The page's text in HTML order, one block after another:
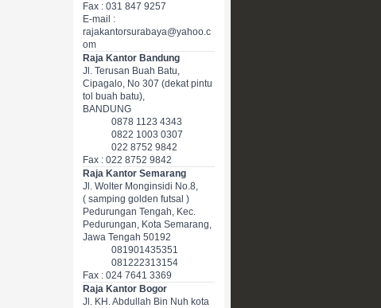
Fax : 031 847 9257
E-mail :
rajakantorsurabaya@yahoo.c
om
Raja Kantor Bandung
Jl. Terusan Buah Batu,
Cipagalo, No 307 (dekat pintu
tol buah batu),
BANDUNG
0878 1123 4343
0822 1003 0307
022 8752 9842
Fax : 022 8752 9842
Raja Kantor Semarang
Jl. Wolter Monginsidi No.8,
( samping golden futsal )
Pedurungan Tengah, Kec.
Pedurungan, Kota Semarang,
Jawa Tengah 50192
081901435351
081222313154
Fax : 024 7641 3369
Raja Kantor Bogor
Jl. KH. Abdullah Bin Nuh kota